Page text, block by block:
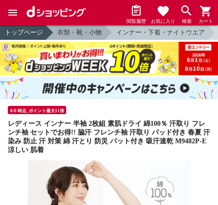
閲覧履歴 お気に入り 検索 カート
トップページ 衣類・靴・小物 インナー・下着・ナイトウエア
8/8 時点_ポイント最大11倍
レディース インナー 半袖 2枚組 素肌ドライ 綿100％ 汗取り フレ
ンチ袖 セットでお得!! 脇汗 フレンチ袖 汗取り パッド付き 春夏 汗
染み 防止 汗 対策 綿 汗とり 防災 パット付き 吸汗速乾 M9482P-E
涼しい 肌着